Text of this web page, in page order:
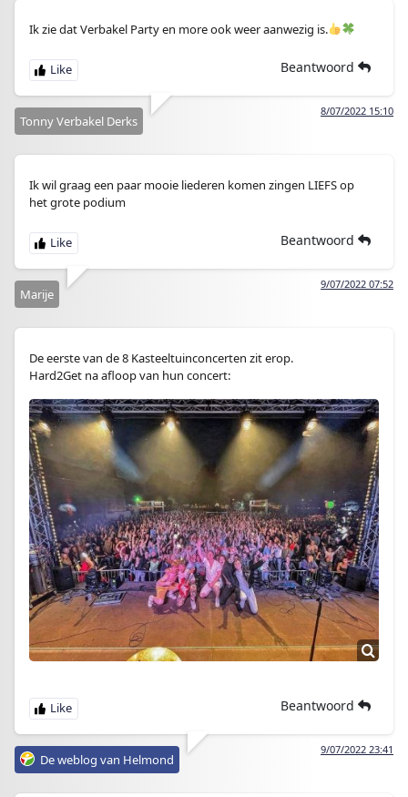
Ik zie dat Verbakel Party en more ook weer aanwezig is.
Beantwoord
8/07/2022 15:10
Tonny Verbakel Derks
Ik wil graag een paar mooie liederen komen zingen LIEFS op
het grote podium
Beantwoord
9/07/2022 07:52
Marije
De eerste van de 8 Kasteeltuinconcerten zit erop.
Hard2Get na afloop van hun concert:
Beantwoord
9/07/2022 23:41
De weblog van Helmond